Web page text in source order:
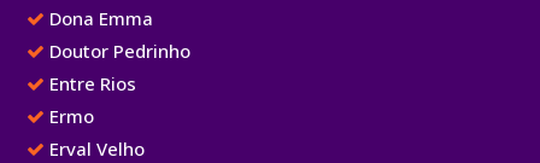
Dona Emma
Doutor Pedrinho
Entre Rios
Ermo
Erval Velho